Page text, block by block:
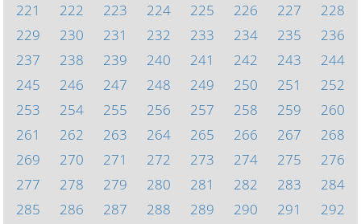
221
222 223 224 225 226 227
228
229
230 231 232 233 234 235
236
237
238 239 240 241 242 243
244
245
246 247 248 249 250 251
252
253
254 255 256 257 258 259
260
261
262 263 264 265 266 267
268
269
270 271 272 273 274 275
276
277
278 279 280 281 282 283
284
285
286 287 288 289 290 291
292